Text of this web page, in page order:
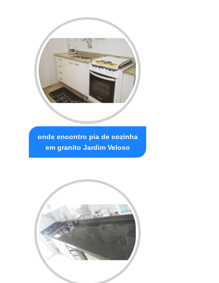
onde encontro pia de cozinha
em granito Jardim Veloso